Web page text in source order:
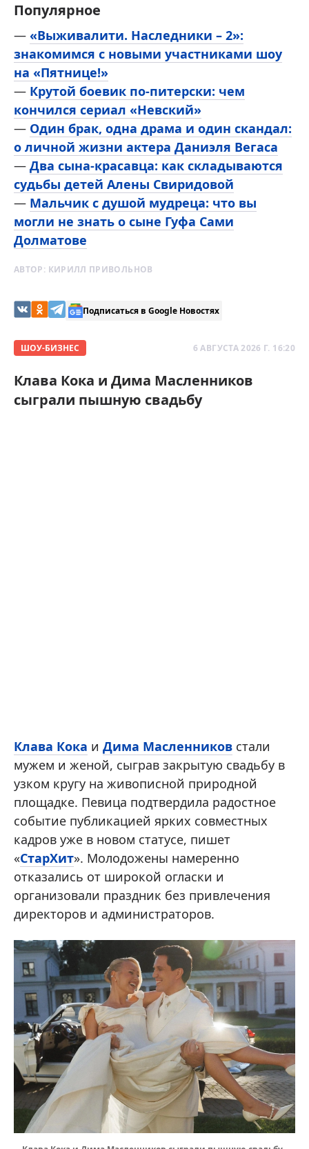
Популярное
— «Выживалити. Наследники – 2»:
знакомимся с новыми участниками шоу
на «Пятнице!»
— Крутой боевик по-питерски: чем
кончился сериал «Невский»
— Один брак, одна драма и один скандал:
о личной жизни актера Даниэля Вегаса
— Два сына-красавца: как складываются
судьбы детей Алены Свиридовой
— Мальчик с душой мудреца: что вы
могли не знать о сыне Гуфа Сами
Долматове
АВТОР: КИРИЛЛ ПРИВОЛЬНОВ
Подписаться в Google Новостях
ШОУ-БИЗНЕС 6 АВГУСТА 2026 Г. 16:20
Клава Кока и Дима Масленников
сыграли пышную свадьбу
Клава Кока и Дима Масленников стали
мужем и женой, сыграв закрытую свадьбу в
узком кругу на живописной природной
площадке. Певица подтвердила радостное
событие публикацией ярких совместных
кадров уже в новом статусе, пишет
«СтарХит». Молодожены намеренно
отказались от широкой огласки и
организовали праздник без привлечения
директоров и администраторов.